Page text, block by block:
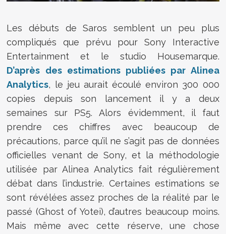
Les débuts deSaros semblent un peu plus
compliqués que prévu pour Sony Interactive
Entertainment et le studio Housemarque.
D’après des estimations publiées par Alinea
Analytics, le jeu aurait écoulé environ 300 000
copies depuis son lancement il y a deux
semaines sur PS5. Alors évidemment, il faut
prendre ces chiffres avec beaucoup de
précautions, parce qu’il ne s’agit pas de données
officielles venant de Sony, et la méthodologie
utilisée par Alinea Analytics fait régulièrement
débat dans l’industrie. Certaines estimations se
sont révélées assez proches de la réalité par le
passé (Ghost of Yotei), d’autres beaucoup moins.
Mais même avec cette réserve, une chose